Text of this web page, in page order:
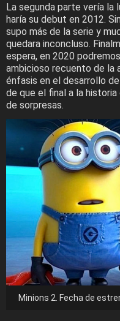
La segunda parte vería la
haría su debut en 2012.
supo más de la serie y
quedara inconcluso.
espera, en 2020
ambicioso recuento de la
énfasis en el desarrollo
de que el final a la historia
de sorpresas.
Minions 2. Fecha de